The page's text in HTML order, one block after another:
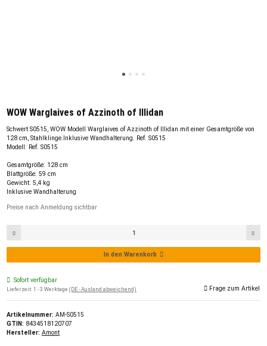
WOW Warglaives of Azzinoth of Illidan
Schwert S0515, WOW Modell Warglaives of Azzinoth of Illidan mit einer Gesamtgröße von
128 cm, Stahlklinge.Inklusive Wandhalterung. Ref. S0515
Modell: Ref. S0515
Gesamtgröße: 128 cm
Blattgröße: 59 cm
Gewicht: 5,4 kg
Inklusive Wandhalterung
Preise nach Anmeldung sichtbar
In den Warenkorb
Sofort verfügbar
Lieferzeit: 1 - 3 Werktage (DE - Ausland abweichend) Frage zum Artikel
Artikelnummer: AM-S0515
GTIN: 8434518120707
Hersteller: Amont